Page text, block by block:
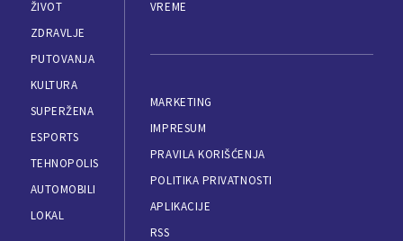
ŽIVOT
ZDRAVLJE
PUTOVANJA
KULTURA
SUPERŽENA
ESPORTS
TEHNOPOLIS
AUTOMOBILI
LOKAL
VREME
MARKETING
IMPRESUM
PRAVILA KORIŠĆENJA
POLITIKA PRIVATNOSTI
APLIKACIJE
RSS